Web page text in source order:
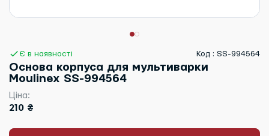
Є в наявності Код : SS-994564
Основа корпуса для мультиварки
Moulinex SS-994564
Ціна:
210 ₴